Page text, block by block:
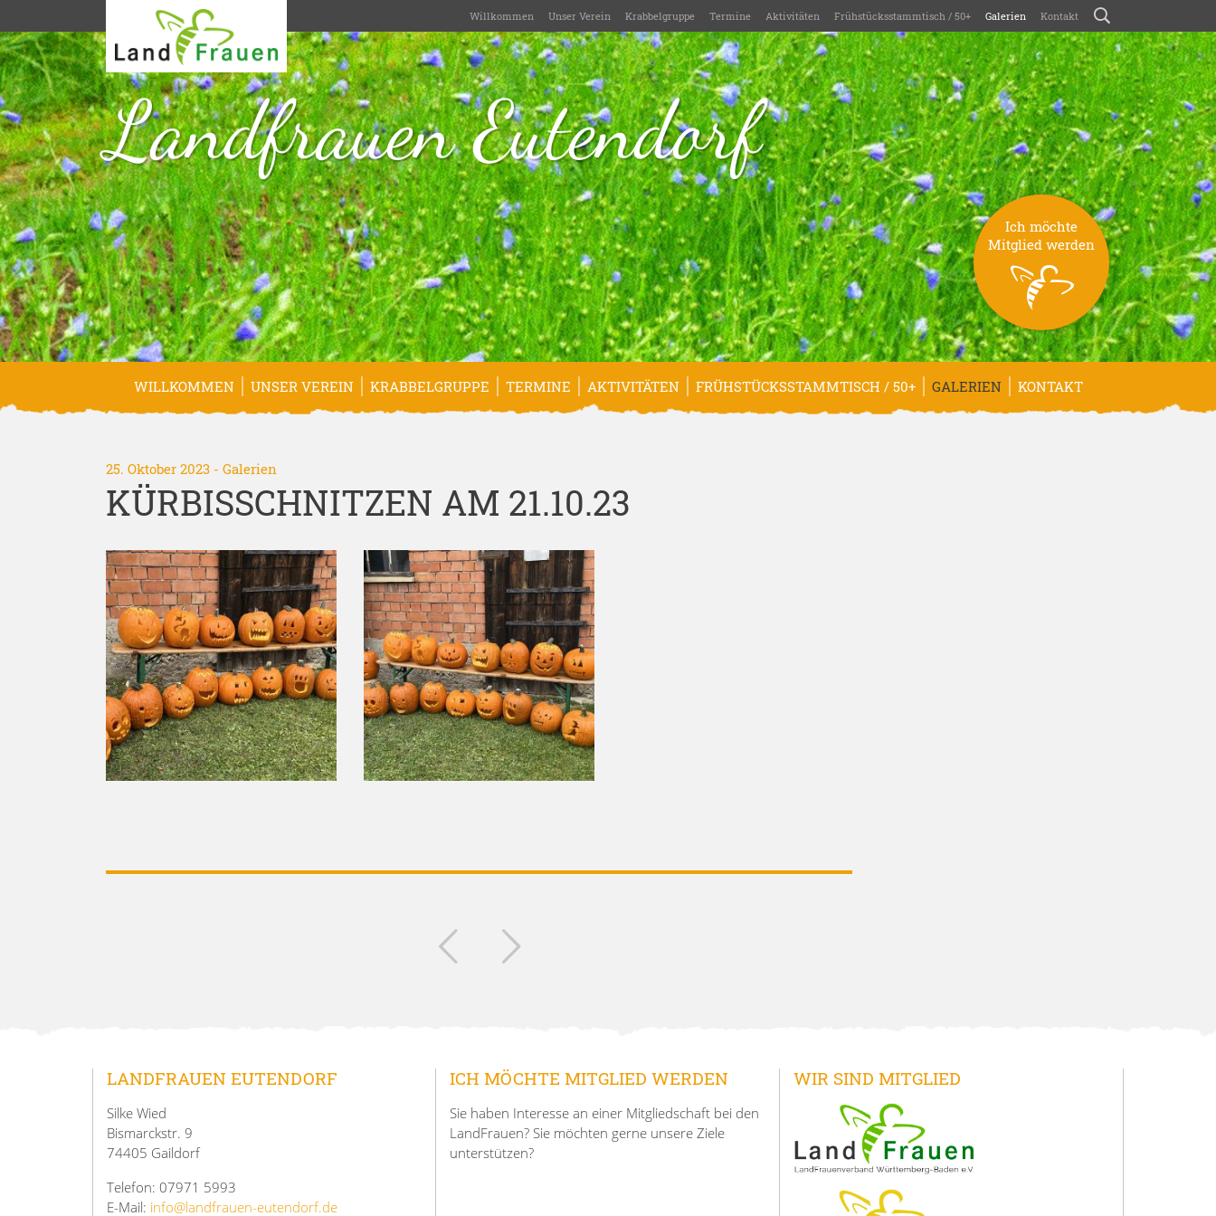
Willkommen Unser Verein Krabbelgruppe Termine Aktivitäten Frühstücksstammtisch / 50+ Galerien Kontakt
Landfrauen Eutendorf
Ich möchte
Mitglied werden
WILLKOMMEN UNSER VEREIN KRABBELGRUPPE TERMINE AKTIVITÄTEN FRÜHSTÜCKSSTAMMTISCH / 50+ GALERIEN KONTAKT
25. Oktober 2023 - Galerien
KÜRBISSCHNITZEN AM 21.10.23
LANDFRAUEN EUTENDORF
Silke Wied
Bismarckstr. 9
74405 Gaildorf
Telefon: 07971 5993
E-Mail: info@landfrauen-eutendorf.de
ICH MÖCHTE MITGLIED WERDEN
Sie haben Interesse an einer Mitgliedschaft bei den
LandFrauen? Sie möchten gerne unsere Ziele
unterstützen?
WIR SIND MITGLIED